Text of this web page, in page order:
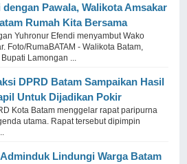
Pawala, Walikota Amsakar
Rumah Kita Bersama
Yuhronur Efendi menyambut Wako
Foto/RumaBATAM - Walikota Batam,
Lamongan ...
DPRD Batam Sampaikan Hasil
Untuk Dijadikan Pokir
Kota Batam menggelar rapat paripurna
utama. Rapat tersebut dipimpin
Lindungi Warga Batam